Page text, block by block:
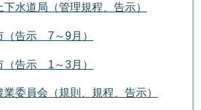
水道局（管理規程、告示）
告示 7～9月）
告示 1～3月）
委員会（規則、規程、告示）